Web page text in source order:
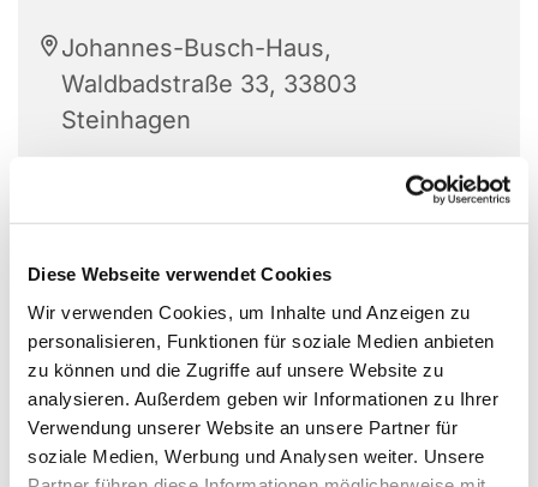
Diese Webseite verwendet Cookies
Wir verwenden Cookies, um Inhalte und Anzeigen zu
personalisieren, Funktionen für soziale Medien anbieten
zu können und die Zugriffe auf unsere Website zu
analysieren. Außerdem geben wir Informationen zu Ihrer
Verwendung unserer Website an unsere Partner für
soziale Medien, Werbung und Analysen weiter. Unsere
Johannes-Busch-Haus,
Waldbadstraße 33, 33803
Steinhagen